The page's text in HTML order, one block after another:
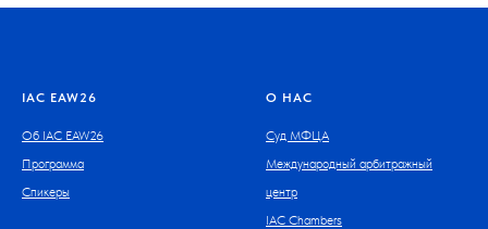
IAC EAW26
Об IAC EAW26
Программа
Спикеры
О НАС
Суд МФЦА
Международный арбитражный
центр
IAC Chambers